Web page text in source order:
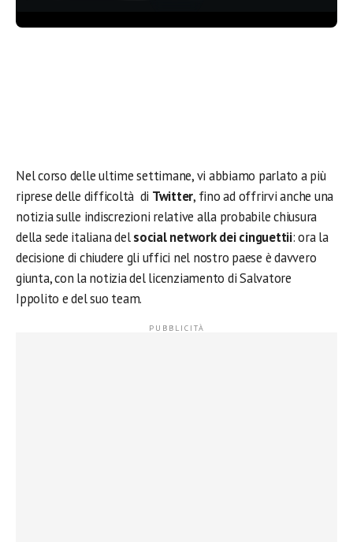
Nel corso delle ultime settimane, vi abbiamo parlato a più
riprese delle difficoltà di Twitter, fino ad offrirvi anche una
notizia sulle indiscrezioni relative alla probabile chiusura
della sede italiana delsocial network dei cinguettii: ora la
decisione di chiudere gli uffici nel nostro paese è davvero
giunta, con la notizia del licenziamento di Salvatore
Ippolito e del suo team.